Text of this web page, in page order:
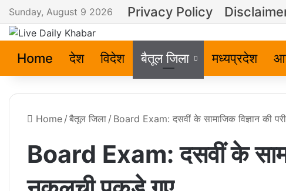
Sunday, August 9 2026 Privacy Policy
Home देश विदेश बैतूल जिला मध्यप्रदेश
Home / बैतूल जिला / Board Exam: दसवीं के सामाजिक विज्ञान की
Board Exam: दसवीं के